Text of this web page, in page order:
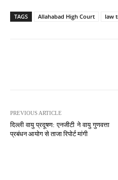
TAGS Allahabad High Court law
PREVIOUS ARTICLE
दिल्ली वायु प्रदूषण: एनजीटी ने वायु गुणवत्ता
प्रबंधन आयोग से ताजा रिपोर्ट मांगी